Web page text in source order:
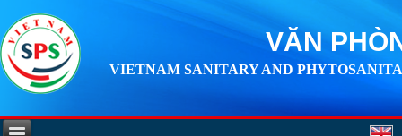
VĂN
VIETNAM SANITARY AND